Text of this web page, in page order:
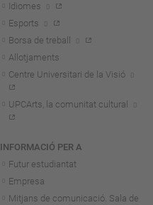
Idiomes
Esports
Borsa de treball
Allotjaments
Centre Universitari de la Visió
UPCArts, la comunitat cultural
INFORMACIÓ PER A
Futur estudiantat
Empresa
Mitjans de comunicació. Sala de